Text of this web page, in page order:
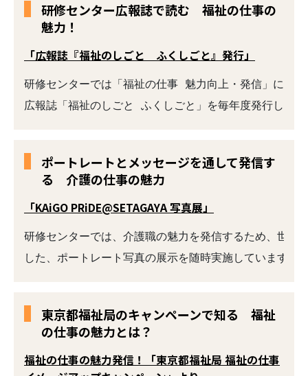
研修センター広報誌で読む 福祉の仕事の
魅力！
「広報誌『福祉のしごと ふくしごと』発行」
研修センターでは「福祉の仕事 魅力向上・発信」に向
広報誌「福祉のしごと ふくしごと」を毎年度発行して
ポートレートとメッセージを通して発信す
る 介護の仕事の魅力
「KAiGO PRiDE@SETAGAYA 写真展」
研修センターでは、介護職の魅力を発信するため、世田
東京都福祉局のキャンペーンで知る 福祉
の仕事の魅力とは？
福祉の仕事の魅力発信！「東京都福祉局 福祉の仕事